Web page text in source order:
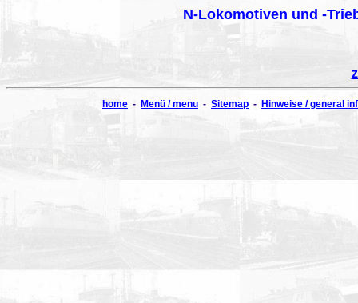
N-Lokomotiven und -
home - Menü / menu - Sitemap - Hinweise / general